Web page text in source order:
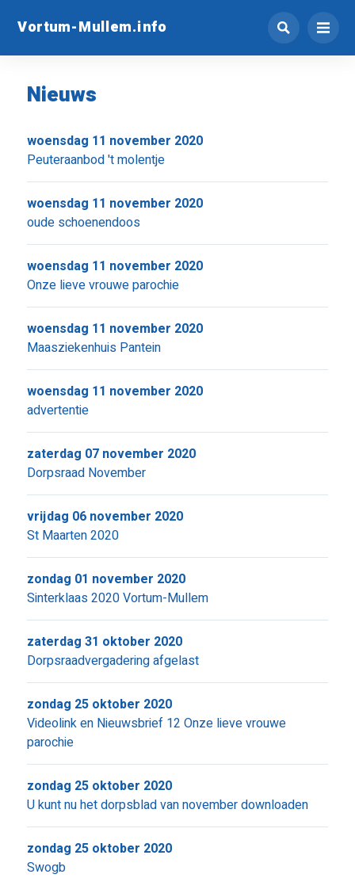
Vortum-Mullem.info
Nieuws
Peuteraanbod 't molentje
woensdag 11 november 2020
oude schoenendoos
woensdag 11 november 2020
Onze lieve vrouwe parochie
woensdag 11 november 2020
Maasziekenhuis Pantein
woensdag 11 november 2020
advertentie
woensdag 11 november 2020
Dorpsraad November
zaterdag 07 november 2020
St Maarten 2020
vrijdag 06 november 2020
Sinterklaas 2020 Vortum-Mullem
zondag 01 november 2020
Dorpsraadvergadering afgelast
zaterdag 31 oktober 2020
Videolink en Nieuwsbrief 12 Onze lieve vrouwe
parochie
zondag 25 oktober 2020
U kunt nu het dorpsblad van november downloaden
zondag 25 oktober 2020
Swogb
zondag 25 oktober 2020